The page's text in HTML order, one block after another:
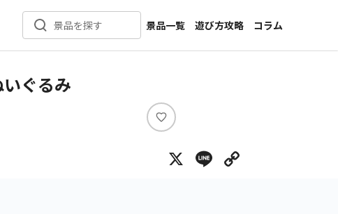
景品を探す
景品一覧
新着景品
メーカー一覧
遊び方攻略
コラム
インタビュー
ぐるみ
い
ね
X Line